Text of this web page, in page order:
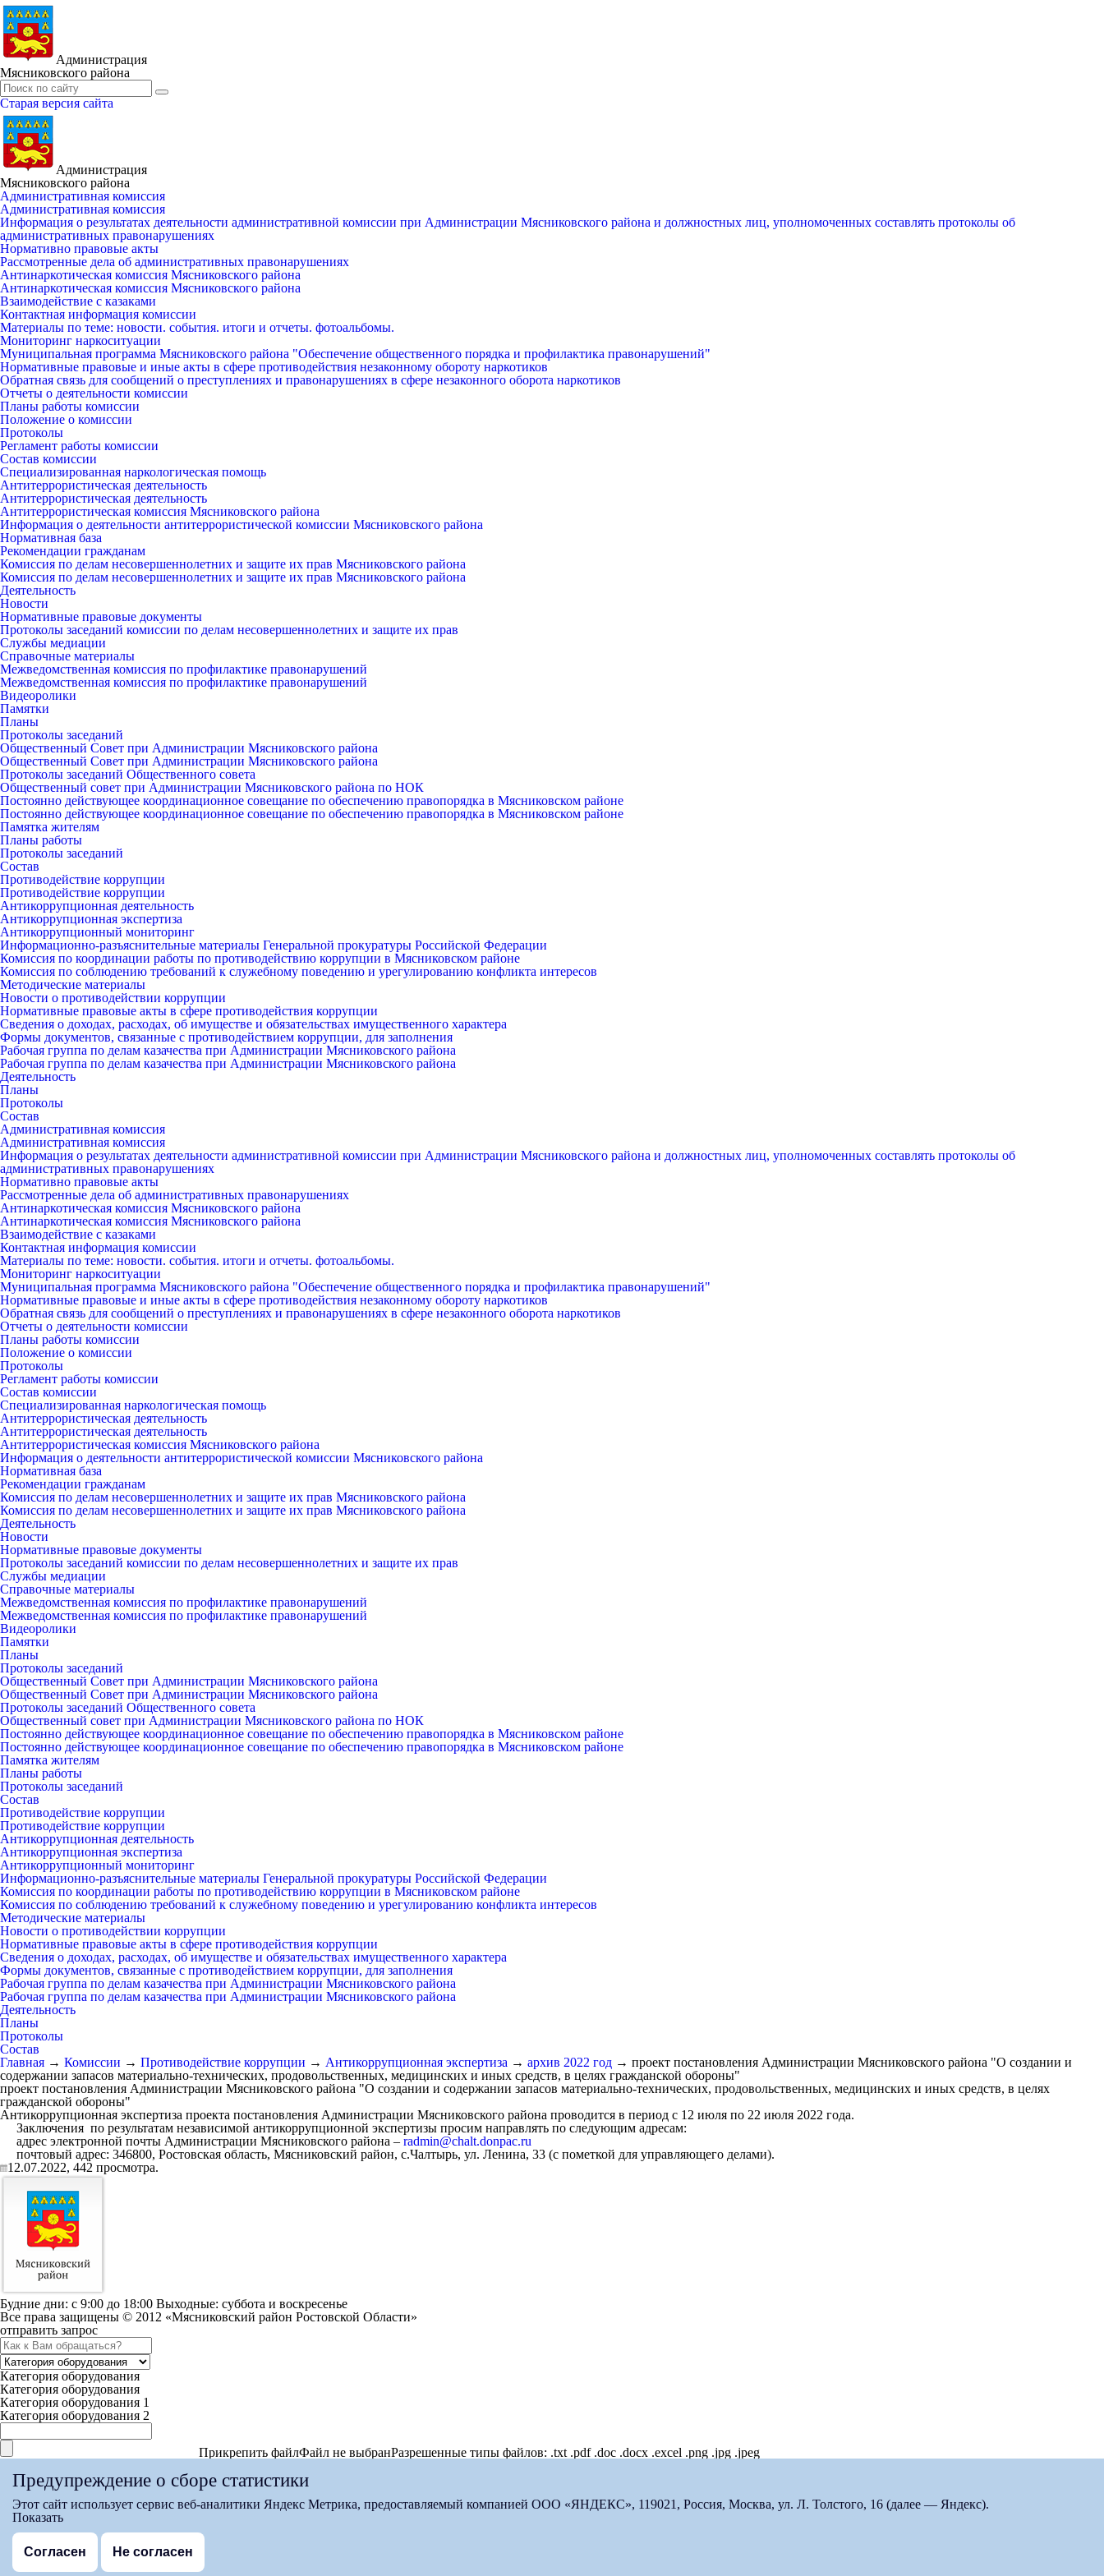
Администрация
Мясниковского района
Старая версия сайта
Администрация
Мясниковского района
Административная комиссия
Административная комиссия
Информация о результатах деятельности административной комиссии при Администрации Мясниковского района и должностных лиц, уполномоченных составлять протоколы об
административных правонарушениях
Нормативно правовые акты
Рассмотренные дела об административных правонарушениях
Антинаркотическая комиссия Мясниковского района
Антинаркотическая комиссия Мясниковского района
Взаимодействие с казаками
Контактная информация комиссии
Материалы по теме: новости. события. итоги и отчеты. фотоальбомы.
Мониторинг наркоситуации
Муниципальная программа Мясниковского района "Обеспечение общественного порядка и профилактика правонарушений"
Нормативные правовые и иные акты в сфере противодействия незаконному обороту наркотиков
Обратная связь для сообщений о преступлениях и правонарушениях в сфере незаконного оборота наркотиков
Отчеты о деятельности комиссии
Планы работы комиссии
Положение о комиссии
Протоколы
Регламент работы комиссии
Состав комиссии
Специализированная наркологическая помощь
Антитеррористическая деятельность
Антитеррористическая деятельность
Антитеррористическая комиссия Мясниковского района
Информация о деятельности антитеррористической комиссии Мясниковского района
Нормативная база
Рекомендации гражданам
Комиссия по делам несовершеннолетних и защите их прав Мясниковского района
Комиссия по делам несовершеннолетних и защите их прав Мясниковского района
Деятельность
Новости
Нормативные правовые документы
Протоколы заседаний комиссии по делам несовершеннолетних и защите их прав
Службы медиации
Справочные материалы
Межведомственная комиссия по профилактике правонарушений
Межведомственная комиссия по профилактике правонарушений
Видеоролики
Памятки
Планы
Протоколы заседаний
Общественный Совет при Администрации Мясниковского района
Общественный Совет при Администрации Мясниковского района
Протоколы заседаний Общественного совета
Общественный совет при Администрации Мясниковского района по НОК
Постоянно действующее координационное совещание по обеспечению правопорядка в Мясниковском районе
Постоянно действующее координационное совещание по обеспечению правопорядка в Мясниковском районе
Памятка жителям
Планы работы
Протоколы заседаний
Состав
Противодействие коррупции
Противодействие коррупции
Антикоррупционная деятельность
Антикоррупционная экспертиза
Антикоррупционный мониторинг
Информационно-разъяснительные материалы Генеральной прокуратуры Российской Федерации
Комиссия по координации работы по противодействию коррупции в Мясниковском районе
Комиссия по соблюдению требований к служебному поведению и урегулированию конфликта интересов
Методические материалы
Новости о противодействии коррупции
Нормативные правовые акты в сфере противодействия коррупции
Сведения о доходах, расходах, об имуществе и обязательствах имущественного характера
Формы документов, связанные с противодействием коррупции, для заполнения
Рабочая группа по делам казачества при Администрации Мясниковского района
Рабочая группа по делам казачества при Администрации Мясниковского района
Деятельность
Планы
Протоколы
Состав
Административная комиссия
Административная комиссия
Информация о результатах деятельности административной комиссии при Администрации Мясниковского района и должностных лиц, уполномоченных составлять протоколы об
административных правонарушениях
Нормативно правовые акты
Рассмотренные дела об административных правонарушениях
Антинаркотическая комиссия Мясниковского района
Антинаркотическая комиссия Мясниковского района
Взаимодействие с казаками
Контактная информация комиссии
Материалы по теме: новости. события. итоги и отчеты. фотоальбомы.
Мониторинг наркоситуации
Муниципальная программа Мясниковского района "Обеспечение общественного порядка и профилактика правонарушений"
Нормативные правовые и иные акты в сфере противодействия незаконному обороту наркотиков
Обратная связь для сообщений о преступлениях и правонарушениях в сфере незаконного оборота наркотиков
Отчеты о деятельности комиссии
Планы работы комиссии
Положение о комиссии
Протоколы
Регламент работы комиссии
Состав комиссии
Специализированная наркологическая помощь
Антитеррористическая деятельность
Антитеррористическая деятельность
Антитеррористическая комиссия Мясниковского района
Информация о деятельности антитеррористической комиссии Мясниковского района
Нормативная база
Рекомендации гражданам
Комиссия по делам несовершеннолетних и защите их прав Мясниковского района
Комиссия по делам несовершеннолетних и защите их прав Мясниковского района
Деятельность
Новости
Нормативные правовые документы
Протоколы заседаний комиссии по делам несовершеннолетних и защите их прав
Службы медиации
Справочные материалы
Межведомственная комиссия по профилактике правонарушений
Межведомственная комиссия по профилактике правонарушений
Видеоролики
Памятки
Планы
Протоколы заседаний
Общественный Совет при Администрации Мясниковского района
Общественный Совет при Администрации Мясниковского района
Протоколы заседаний Общественного совета
Общественный совет при Администрации Мясниковского района по НОК
Постоянно действующее координационное совещание по обеспечению правопорядка в Мясниковском районе
Постоянно действующее координационное совещание по обеспечению правопорядка в Мясниковском районе
Памятка жителям
Планы работы
Протоколы заседаний
Состав
Противодействие коррупции
Противодействие коррупции
Антикоррупционная деятельность
Антикоррупционная экспертиза
Антикоррупционный мониторинг
Информационно-разъяснительные материалы Генеральной прокуратуры Российской Федерации
Комиссия по координации работы по противодействию коррупции в Мясниковском районе
Комиссия по соблюдению требований к служебному поведению и урегулированию конфликта интересов
Методические материалы
Новости о противодействии коррупции
Нормативные правовые акты в сфере противодействия коррупции
Сведения о доходах, расходах, об имуществе и обязательствах имущественного характера
Формы документов, связанные с противодействием коррупции, для заполнения
Рабочая группа по делам казачества при Администрации Мясниковского района
Рабочая группа по делам казачества при Администрации Мясниковского района
Деятельность
Планы
Протоколы
Состав
Главная → Комиссии → Противодействие коррупции → Антикоррупционная экспертиза → архив 2022 год → проект постановления Администрации Мясниковского района "О создании и
содержании запасов материально-технических, продовольственных, медицинских и иных средств, в целях гражданской обороны"
проект постановления Администрации Мясниковского района "О создании и содержании запасов материально-технических, продовольственных, медицинских и иных средств, в целях
гражданской обороны"
Антикоррупционная экспертиза проекта постановления Администрации Мясниковского района проводится в период с 12 июля по 22 июля 2022 года.
Заключения по результатам независимой антикоррупционной экспертизы просим направлять по следующим адресам:
адрес электронной почты Администрации Мясниковского района – radmin@chalt.donpac.ru
почтовый адрес: 346800, Ростовская область, Мясниковский район, с.Чалтырь, ул. Ленина, 33 (с пометкой для управляющего делами).
12.07.2022, 442 просмотра.
Будние дни: c 9:00 до 18:00 Выходные: суббота и воскресенье
Все права защищены © 2012 «Мясниковский район Ростовской Области»
отправить запрос
Категория оборудования
Категория оборудования
Категория оборудования 1
Категория оборудования 2
Прикрепить файлФайл не выбранРазрешенные типы файлов: .txt .pdf .doc .docx .excel .png .jpg .jpeg
Согласен с условиямиПолитики конфиденциальности
спасибо за заявку
Мы свяжемся с вами в ближайшее время
на страницу
Предупреждение о сборе статистики
Этот сайт использует сервис веб-аналитики Яндекс Метрика, предоставляемый компанией ООО «ЯНДЕКС», 119021, Россия, Москва, ул. Л. Толстого, 16 (далее — Яндекс).
Показать
Согласен Не согласен